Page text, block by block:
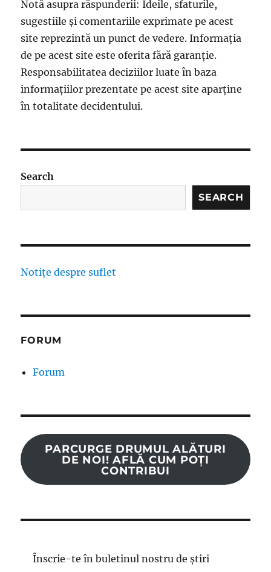
Notă asupra răspunderii: Ideile, sfaturile,
sugestiile și comentariile exprimate pe acest
site reprezintă un punct de vedere. Informația
de pe acest site este oferita fără garanție.
Responsabilitatea deciziilor luate în baza
informațiilor prezentate pe acest site aparține
în totalitate decidentului.
Search
SEARCH
Notițe despre suflet
FORUM
Forum
PARCURGE DRUMUL ALĂTURI
DE NOI! AFLĂ CUM POȚI
CONTRIBUI
Înscrie-te în buletinul nostru de știri